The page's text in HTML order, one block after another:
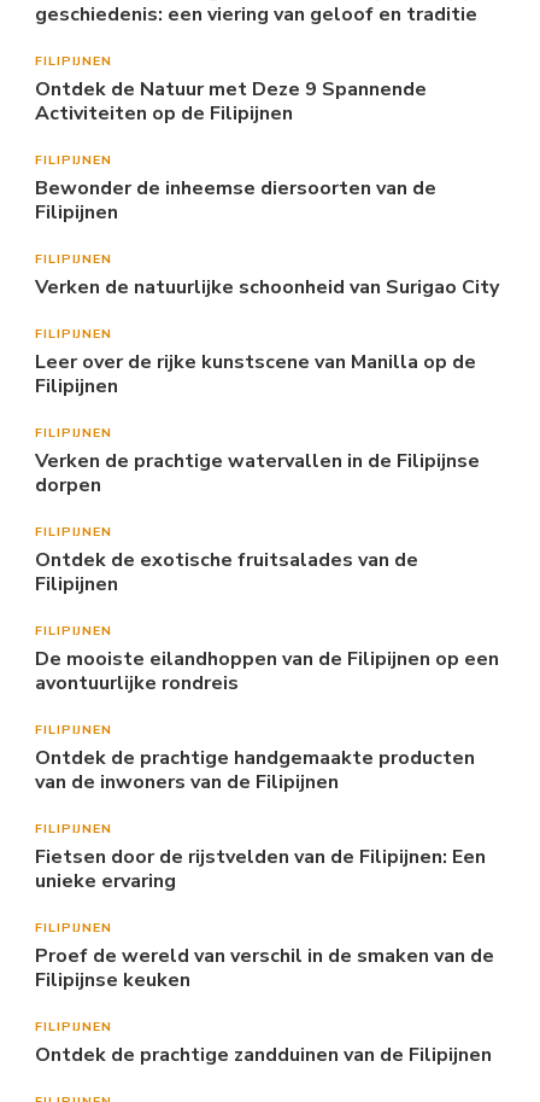
geschiedenis: een viering van geloof en traditie
FILIPIJNEN
Ontdek de Natuur met Deze 9 Spannende
Activiteiten op de Filipijnen
FILIPIJNEN
Bewonder de inheemse diersoorten van de
Filipijnen
FILIPIJNEN
Verken de natuurlijke schoonheid van Surigao City
FILIPIJNEN
Leer over de rijke kunstscene van Manilla op de
Filipijnen
FILIPIJNEN
Verken de prachtige watervallen in de Filipijnse
dorpen
FILIPIJNEN
Ontdek de exotische fruitsalades van de
Filipijnen
FILIPIJNEN
De mooiste eilandhoppen van de Filipijnen op een
avontuurlijke rondreis
FILIPIJNEN
Ontdek de prachtige handgemaakte producten
van de inwoners van de Filipijnen
FILIPIJNEN
Fietsen door de rijstvelden van de Filipijnen: Een
unieke ervaring
FILIPIJNEN
Proef de wereld van verschil in de smaken van de
Filipijnse keuken
FILIPIJNEN
Ontdek de prachtige zandduinen van de Filipijnen